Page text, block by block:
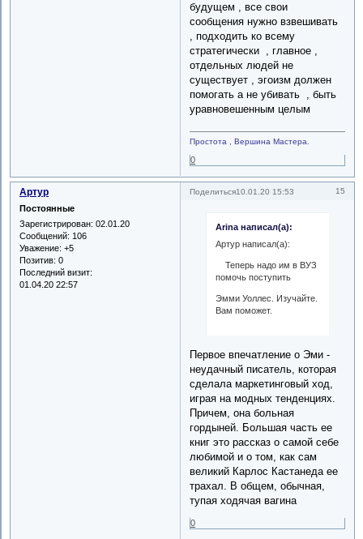
будущем , все свои
сообщения нужно взвешивать
, подходить ко всему
стратегически , главное ,
отдельных людей не
существует , эгоизм должен
помогать а не убивать , быть
уравновешенным целым
Простота , Вершина Мастера.
0
Поделиться 15
10.01.20 15:53
Артур
Постоянные
Зарегистрирован: 02.01.20
Сообщений: 106
Уважение: +5
Позитив: 0
Последний визит:
01.04.20 22:57
Arina написал(а):
Артур написал(а):
Теперь надо им в ВУЗ
помочь поступить
Эмми Уоллес. Изучайте.
Вам поможет.
Первое впечатление о Эми -
неудачный писатель, которая
сделала маркетинговый ход,
играя на модных тенденциях.
Причем, она больная
гордыней. Большая часть ее
книг это рассказ о самой себе
любимой и о том, как сам
великий Карлос Кастанеда ее
трахал. В общем, обычная,
тупая ходячая вагина
0